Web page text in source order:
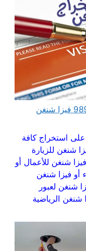
مكتب استخراج فيزا شنغن 98951133 فيزا شنغن
استخراج كافة
شنغن للزيارة
شنغن للأعمال أو
أو فيزا شنغن
شنغن لعبور
شنغن الرياضية